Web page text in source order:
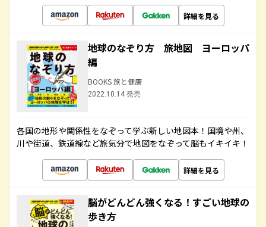
詳細を見る
地球のなぞり方 旅地図 ヨーロッパ
編
BOOKS 旅と健康
2022.10.14 発売
各国の地形や関係性をなぞって学ぶ新しい地図本！国境や州、
川や街道、鉄道線など旅気分で地図をなぞって脳もイキイキ！
詳細を見る
脳がどんどん強くなる！すごい地球の
歩き方